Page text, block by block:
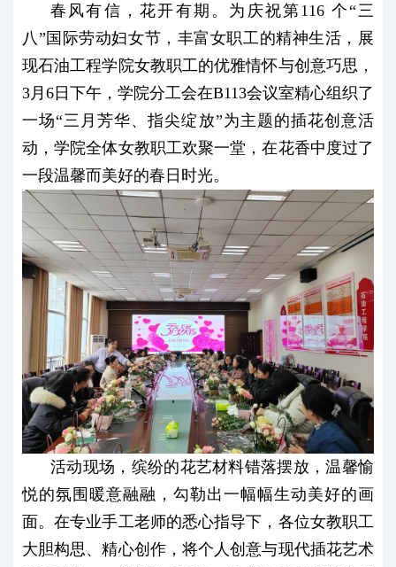
春风有信，花开有期。为庆祝第116 个“三
八”国际劳动妇女节，丰富女职工的精神生活，展
现石油工程学院女教职工的优雅情怀与创意巧思，
3月6日下午，学院分工会在B113会议室精心组织了
一场“三月芳华、指尖绽放”为主题的插花创意活
动，学院全体女教职工欢聚一堂，在花香中度过了
一段温馨而美好的春日时光。
活动现场，缤纷的花艺材料错落摆放，温馨愉
悦的氛围暖意融融，勾勒出一幅幅生动美好的画
面。在专业手工老师的悉心指导下，各位女教职工
大胆构思、精心创作，将个人创意与现代插花艺术